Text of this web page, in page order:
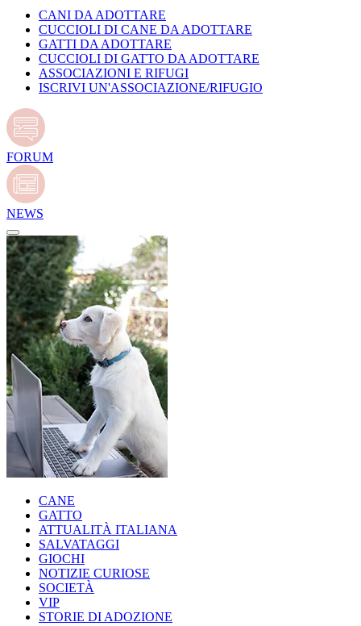
CANI DA ADOTTARE
CUCCIOLI DI CANE DA ADOTTARE
GATTI DA ADOTTARE
CUCCIOLI DI GATTO DA ADOTTARE
ASSOCIAZIONI E RIFUGI
ISCRIVI UN'ASSOCIAZIONE/RIFUGIO
FORUM
NEWS
CANE
GATTO
ATTUALITÀ ITALIANA
SALVATAGGI
GIOCHI
NOTIZIE CURIOSE
SOCIETÀ
VIP
STORIE DI ADOZIONE